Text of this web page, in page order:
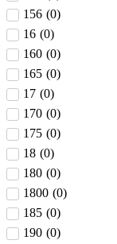
156 (0)
16 (0)
160 (0)
165 (0)
17 (0)
170 (0)
175 (0)
18 (0)
180 (0)
1800 (0)
185 (0)
190 (0)